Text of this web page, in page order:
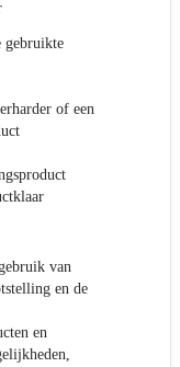
gebruikte
of een
van
en de
en